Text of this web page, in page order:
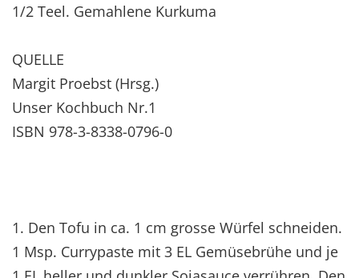
1/2 Teel. Gemahlene Kurkuma
QUELLE
Margit Proebst (Hrsg.)
Unser Kochbuch Nr.1
ISBN 978-3-8338-0796-0
1. Den Tofu in ca. 1 cm grosse Würfel schneiden.
1 Msp. Currypaste mit 3 EL Gemüsebrühe und je